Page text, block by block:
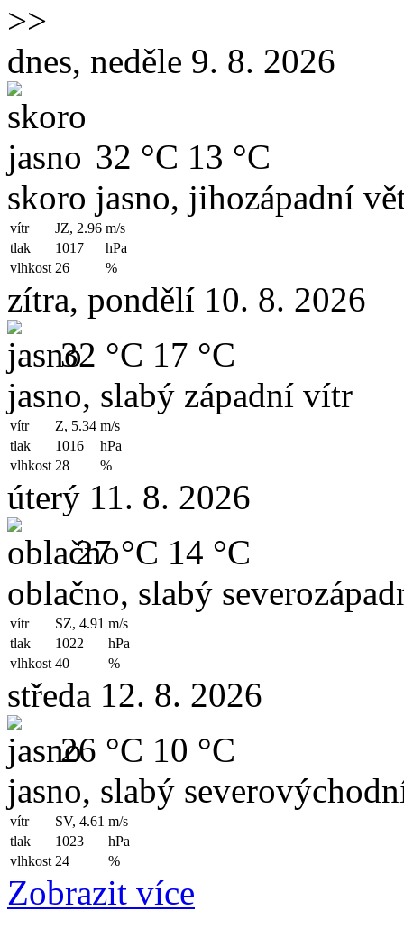
>>
dnes, neděle 9. 8. 2026
32 °C 13 °C
skoro jasno, jihozápadní
vítr JZ, 2.96 m/s
tlak
1017
hPa
vlhkost 26 %
zítra, pondělí 10. 8. 2026
32 °C 17 °C
jasno, slabý západní vítr
vítr Z, 5.34 m/s
tlak
1016
hPa
vlhkost 28 %
úterý 11. 8. 2026
27 °C 14 °C
oblačno, slabý
vítr SZ, 4.91 m/s
tlak
1022
hPa
vlhkost 40 %
středa 12. 8. 2026
26 °C 10 °C
jasno, slabý
vítr SV, 4.61 m/s
tlak
1023
hPa
vlhkost 24 %
Zobrazit více